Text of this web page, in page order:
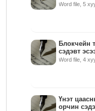
Word file, 5
Блокчейн
сэдэвт
Word file, 4
Үнэт
орчин